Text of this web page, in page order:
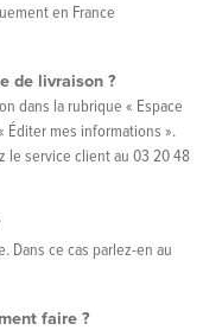
en France
de livraison ?
dans la rubrique « Espace
Éditer mes informations ».
le service client au 03 20 48
Dans ce cas parlez-en au
faire ?